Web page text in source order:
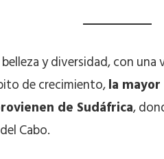
y diversidad, con
de crecimiento,la
de Sudáfrica,
Cabo.